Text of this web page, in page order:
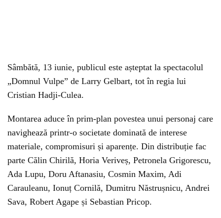
Sâmbătă, 13 iunie, publicul este așteptat la spectacolul
„Domnul Vulpe” de Larry Gelbart, tot în regia lui
Cristian Hadji-Culea.
Montarea aduce în prim-plan povestea unui personaj care
navighează printr-o societate dominată de interese
materiale, compromisuri și aparențe. Din distribuție fac
parte Călin Chirilă, Horia Veriveș, Petronela Grigorescu,
Ada Lupu, Doru Aftanasiu, Cosmin Maxim, Adi
Carauleanu, Ionuț Cornilă, Dumitru Năstrușnicu, Andrei
Sava, Robert Agape și Sebastian Pricop.